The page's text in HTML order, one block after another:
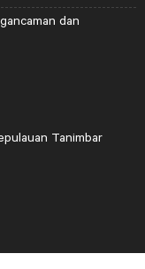
dan
Tanimbar